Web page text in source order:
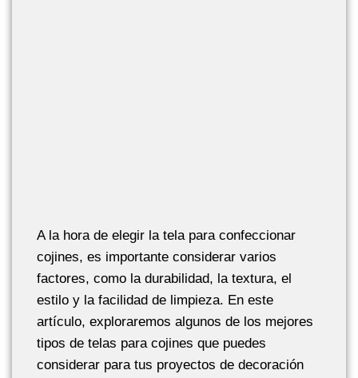
A la hora de elegir la tela para confeccionar
cojines, es importante considerar varios
factores, como la durabilidad, la textura, el
estilo y la facilidad de limpieza. En este
artículo, exploraremos algunos de los mejores
tipos de telas para cojines que puedes
considerar para tus proyectos de decoración